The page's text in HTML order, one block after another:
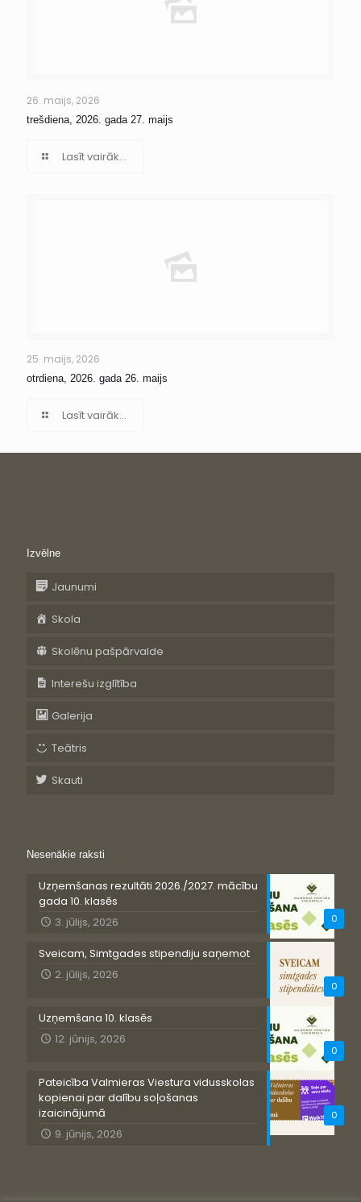
26. maijs, 2026
trešdiena, 2026. gada 27. maijs
Lasīt vairāk...
25. maijs, 2026
otrdiena, 2026. gada 26. maijs
Lasīt vairāk...
Izvēlne
Jaunumi
Skola
Skolēnu pašpārvalde
Interešu izglītība
Galerija
Teātris
Skauti
Nesenākie raksti
0
Uzņemšanas rezultāti 2026./2027. mācību
gada 10. klasēs
3. jūlijs, 2026
0
Sveicam, Simtgades stipendiju saņemot
2. jūlijs, 2026
0
Uzņemšana 10. klasēs
12. jūnijs, 2026
0
Pateicība Valmieras Viestura vidusskolas
kopienai par dalību soļošanas
izaicinājumā
9. jūnijs, 2026